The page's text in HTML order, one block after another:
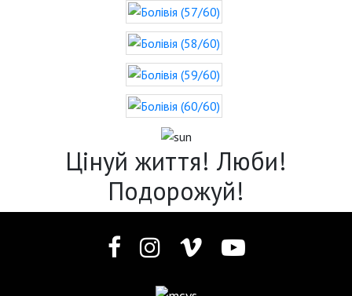
Цінуй життя! Люби!
Подорожуй!